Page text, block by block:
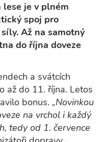
lese je v plném
spoj pro
Až na samotný
do října doveze
a svátcích
až do 11. října. Letos
bonus. „Novinkou
na vrchol i každý
tedy od 1. července